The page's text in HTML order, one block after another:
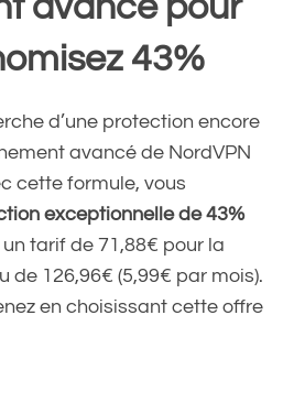
43%
d’une protection encore
avancé de NordVPN
cette formule, vous
exceptionnelle de 43%
un tarif de 71,88€ pour la
de 126,96€ (5,99€ par mois).
en choisissant cette offre